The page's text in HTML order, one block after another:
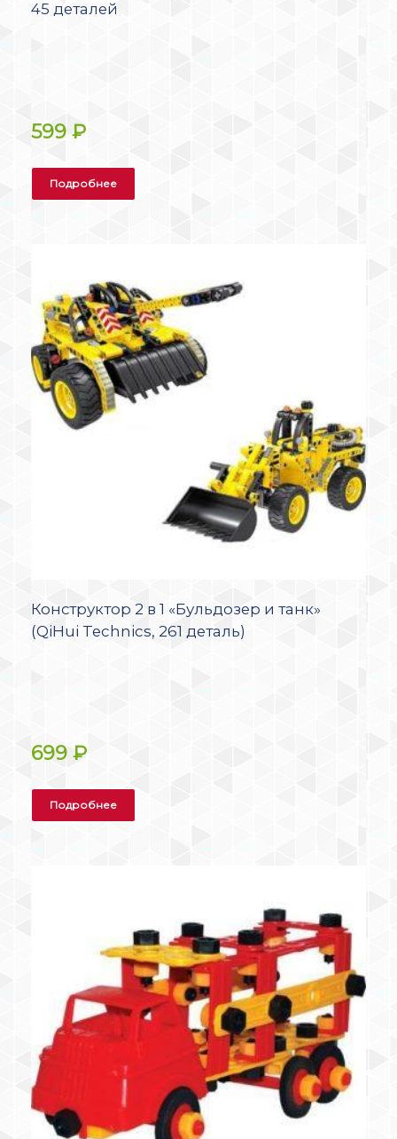
45 деталей
599 ₽
Подробнее
Конструктор 2 в 1 «Бульдозер и танк»
(QiHui Technics, 261 деталь)
699 ₽
Подробнее